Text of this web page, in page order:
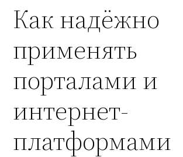
Как надёжно
применять
порталами и
интернет-
платформами